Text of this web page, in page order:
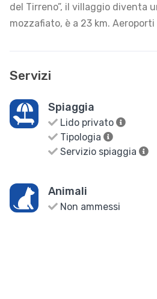
del Tirreno”, il villaggio diventa
mozzafiato, è a 23 km.
Servizi
Spiaggia
Lido privato
Tipologia
Servizio spiaggia
Animali
Non ammessi